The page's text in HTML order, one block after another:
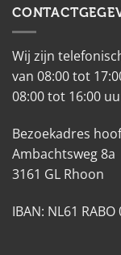
Wij zijn
van 08:00 tot
08:00 tot 16:00
Bezoekadres
Ambachtsweg 8a
3161 GL Rhoon
IBAN: NL61